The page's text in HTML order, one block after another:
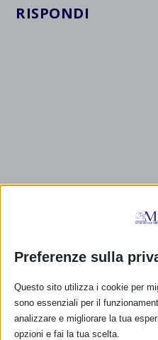
RISPONDI
Preferenze sulla
Questo sito utilizza i cookie per
sono essenziali per il
analizzare e migliorare la tua
opzioni e fai la tua scelta.